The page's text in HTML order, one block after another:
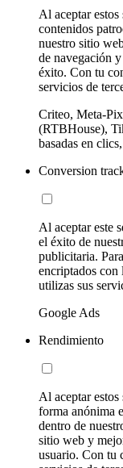
Al aceptar
contenidos
nuestro sitio
de navegación
éxito. Con tu
servicios de
Criteo, Meta-
(RTBHouse),
basadas en
Conversion
Al aceptar este
el éxito de
publicitaria.
encriptados con
utilizas sus
Google Ads
Rendimiento
Al aceptar
forma anónima
dentro de
sitio web y
usuario. Con tu